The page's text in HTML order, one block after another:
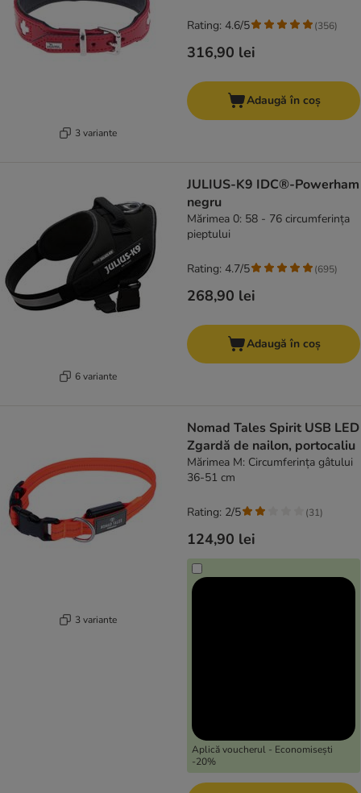
3 variante
316,90 lei
Rating: 4.6/5 (356)
Adaugă în coș
6 variante
JULIUS-K9 IDC®-Powerham
negru
Mărimea 0: 58 - 76 circumferința
pieptului
268,90 lei
Rating: 4.7/5 (695)
Adaugă în coș
3 variante
Nomad Tales Spirit USB LED
Zgardă de nailon, portocaliu
Mărimea M: Circumferința gâtului
36-51 cm
124,90 lei
Aplică voucherul - Economisești
-20%
Rating: 2/5 (31)